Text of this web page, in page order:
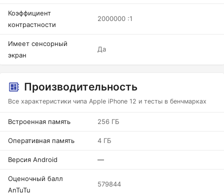
Коэффициент
контрастности
2000000 :1
Имеет сенсорный
экран
Да
Производительность
Все характеристики чипа Apple iPhone 12 и тесты в бенчмарках
Встроенная память 256 ГБ
Оперативная память 4 ГБ
Версия Android —
Оценочный балл
AnTuTu
579844